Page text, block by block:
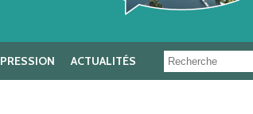
ACTUALITÉS Rechercher